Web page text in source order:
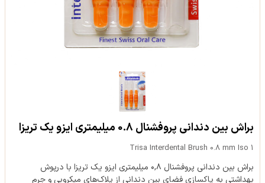
براش بین دندانی پروفشنال 0.8 میلیمتری ایزو یک تریزا
Trisa Interdental Brush 0.8 mm Iso 1
براش بین دندانی پروفشنال ۰,۸ میلیمتری ایزو یک تریزا با درپوش
بهداشتی به پاکسازی فضای بین دندانی از پلاک‌های میکروبی و جرم